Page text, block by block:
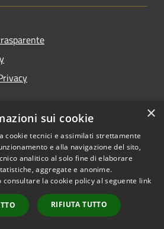
Copyright © 2026 • Comune di
Municipium•
Accesso
redazione
×
sui cookie
cookie tecnici e assimilati strettamente
e alla navigazione del sito,
analitico al solo fine di elaborare
aggregate e anonime.
la cookie policy al seguente link
RIFIUTA TUTTO